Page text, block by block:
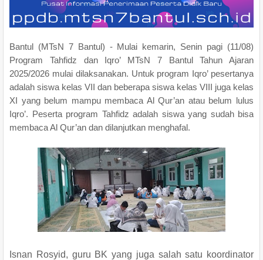
Bantul (MTsN 7 Bantul) - Mulai kemarin, Senin pagi (11/08)
Program Tahfidz dan Iqro’ MTsN 7 Bantul Tahun Ajaran
2025/2026 mulai dilaksanakan. Untuk program Iqro’ pesertanya
adalah siswa kelas VII dan beberapa siswa kelas VIII juga kelas
XI yang belum mampu membaca Al Qur’an atau belum lulus
Iqro’. Peserta program Tahfidz adalah siswa yang sudah bisa
membaca Al Qur’an dan dilanjutkan menghafal.
Isnan Rosyid, guru BK yang juga salah satu koordinator